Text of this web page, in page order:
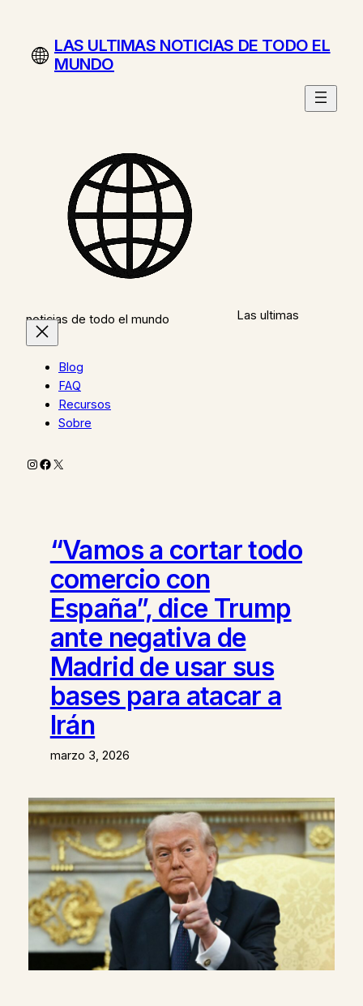
contenidoLAS ULTIMAS NOTICIAS DE TODO EL
MUNDO
Las ultimas
noticias de todo el mundo
Blog
FAQ
Recursos
Sobre
Instagram
Facebook
X
“Vamos a cortar todo
comercio con
España”, dice Trump
ante negativa de
Madrid de usar sus
bases para atacar a
Irán
marzo 3, 2026